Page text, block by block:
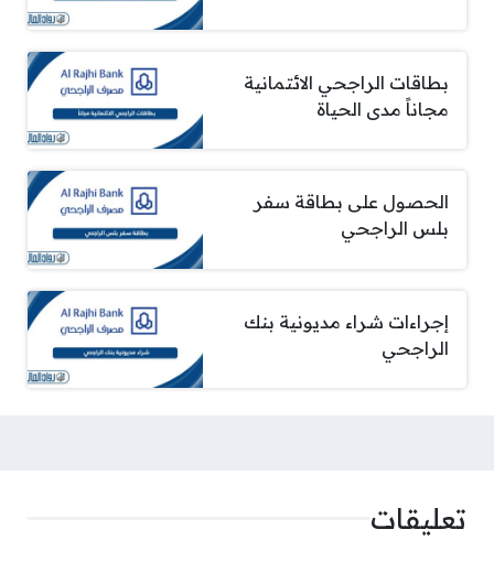
بطاقات الراجحي الائتمانية
مجاناً مدى الحياة
الحصول على بطاقة سفر
بلس الراجحي
إجراءات شراء مديونية بنك
الراجحي
تعليقات